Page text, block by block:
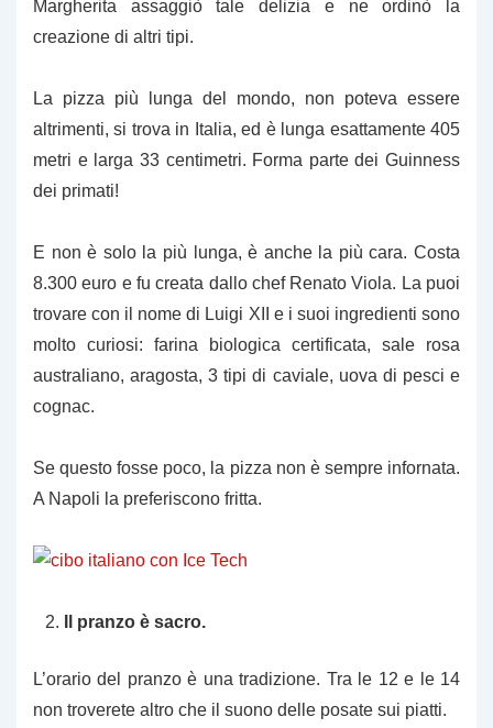
Margherita assaggiò tale delizia e ne ordinò la
creazione di altri tipi.
La pizza più lunga del mondo, non poteva essere
altrimenti, si trova in Italia, ed è lunga esattamente 405
metri e larga 33 centimetri. Forma parte dei Guinness
dei primati!
E non è solo la più lunga, è anche la più cara. Costa
8.300 euro e fu creata dallo chef Renato Viola. La puoi
trovare con il nome di Luigi XII e i suoi ingredienti sono
molto curiosi: farina biologica certificata, sale rosa
australiano, aragosta, 3 tipi di caviale, uova di pesci e
cognac.
Se questo fosse poco, la pizza non è sempre infornata.
A Napoli la preferiscono fritta.
Il pranzo è sacro.
L’orario del pranzo è una tradizione. Tra le 12 e le 14
non troverete altro che il suono delle posate sui piatti.